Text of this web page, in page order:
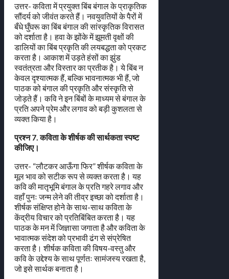
उत्तर- कविता में प्रयुक्त बिंब बंगाल के प्राकृतिक
सौंदर्य को जीवंत करते हैं। नवयुवतियों के पैरों में
बँधे घुँघरू का बिंब बंगाल की सांस्कृतिक विरासत
को दर्शाता है। हवा के झोंके में झूमती वृक्षों की
डालियों का बिंब प्रकृति की लयबद्धता को प्रकट
करता है। आकाश में उड़ते हंसों का झुंड
स्वतंत्रता और विस्तार का प्रतीक है। ये बिंब न
केवल दृश्यात्मक हैं, बल्कि भावनात्मक भी हैं, जो
पाठक को बंगाल की प्रकृति और संस्कृति से
जोड़ते हैं। कवि ने इन बिंबों के माध्यम से बंगाल के
प्रति अपने प्रेम और लगाव को बड़ी कुशलता से
व्यक्त किया है।
प्रश्न 7. कविता के शीर्षक की सार्थकता स्पष्ट
कीजिए।
उत्तर- “लौटकर आऊँगा फिर” शीर्षक कविता के
मूल भाव को सटीक रूप से व्यक्त करता है। यह
कवि की मातृभूमि बंगाल के प्रति गहरे लगाव और
वहाँ पुनः जन्म लेने की तीव्र इच्छा को दर्शाता है।
शीर्षक संक्षिप्त होने के साथ-साथ कविता के
केंद्रीय विचार को प्रतिबिंबित करता है। यह
पाठक के मन में जिज्ञासा जगाता है और कविता के
भावात्मक संदेश को प्रभावी ढंग से संप्रेषित
करता है। शीर्षक कविता की विषय-वस्तु और
कवि के उद्देश्य के साथ पूर्णतः सामंजस्य रखता है,
जो इसे सार्थक बनाता है।